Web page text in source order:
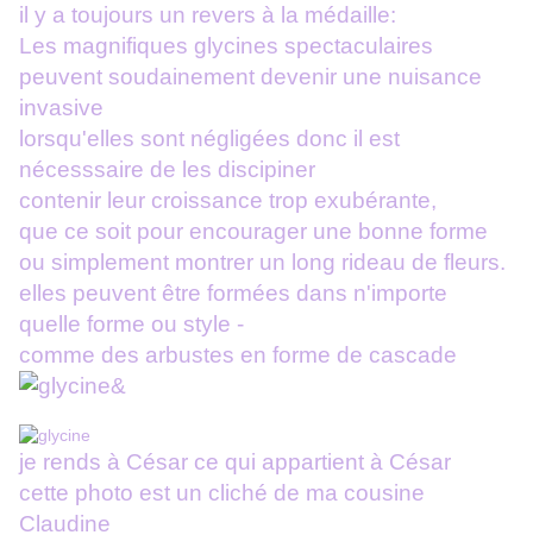
il y a toujours un revers à la médaille:
Les magnifiques glycines spectaculaires
peuvent soudainement devenir une nuisance
invasive
lorsqu'elles sont négligées donc il est
nécesssaire de les discipiner
contenir leur croissance trop exubérante,
que ce soit pour encourager une bonne forme
ou simplement montrer un long rideau de fleurs.
elles peuvent être formées dans n'importe
quelle forme ou style -
comme des arbustes en forme de cascade
je rends à César ce qui appartient à César
cette photo est un cliché de ma cousine
Claudine